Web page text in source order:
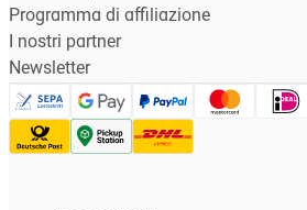
Programma di affiliazione
I nostri partner
Newsletter